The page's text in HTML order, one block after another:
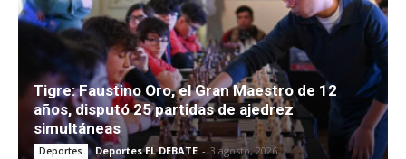
Tigre: Faustino Oro, el Gran Maestro de 12
años, disputó 25 partidas de ajedrez
simultáneas
Deportes Deportes EL DEBATE - 3 agosto, 2026